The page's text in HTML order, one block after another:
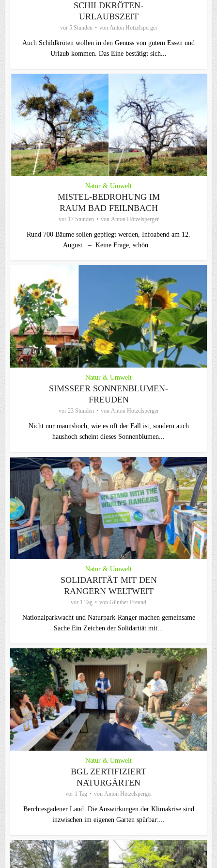
SCHILDKRÖTEN-
URLAUBSZEIT
vor 5 Stunden von Anton Hötzelsperger
Auch Schildkröten wollen in den Genuss von gutem Essen und
Urlaub kommen. Das Eine bestätigt sich...
Natur & Umwelt
MISTEL-BEDROHUNG IM
RAUM BAD FEILNBACH
vor 17 Stunden von Anton Hötzelsperger
Rund 700 Bäume sollen gepflegt werden, Infoabend am 12.
August – Keine Frage, schön...
Natur & Umwelt
SIMSSEER SONNENBLUMEN-
FREUDEN
vor 23 Stunden von Anton Hötzelsperger
Nicht nur mannshoch, wie es oft der Fall ist, sondern auch
haushoch scheint dieses Sonnenblumen...
Natur & Umwelt
SOLIDARITÄT MIT DEN
RANGERN WELTWEIT
vor 1 Tag von Günther Freund
Nationalparkwacht und Naturpark-Ranger machen gemeinsame
Sache Ein Zeichen der Solidarität mit...
Natur & Umwelt
BGL ZERTIFIZIERT
NATURGÄRTEN
vor 1 Tag von Anton Hötzelsperger
Berchtesgadener Land. Die Auswirkungen der Klimakrise sind
inzwischen im eigenen Garten spürbar:...